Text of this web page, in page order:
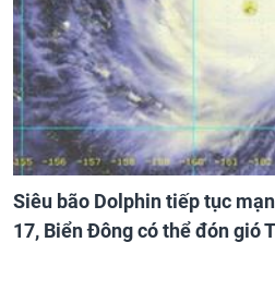
Siêu bão Dolphin tiếp tục
17, Biển Đông có thể đón gió